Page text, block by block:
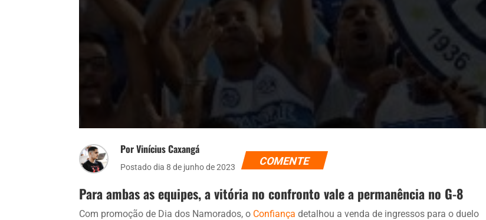
Por Vinícius Caxangá
Postado dia 8 de junho de 2023 COMENTE
Para ambas as equipes, a vitória no confronto vale a permanência no G-8
Com promoção de Dia dos Namorados, o Confiança detalhou a venda de ingressos para o duelo